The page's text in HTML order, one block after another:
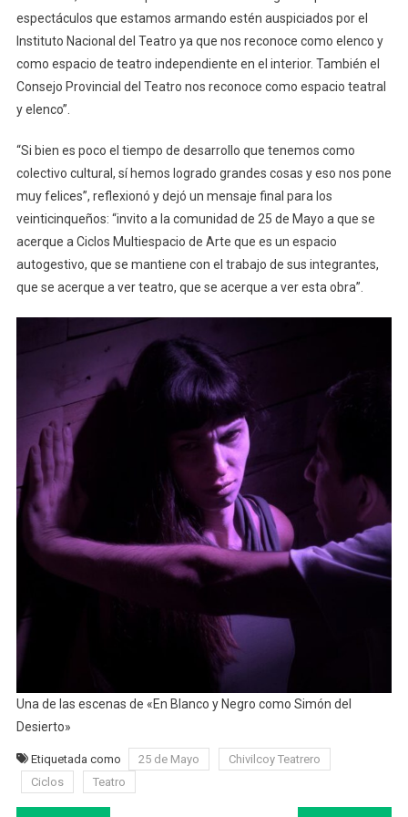
espectáculos que estamos armando estén auspiciados por el
Instituto Nacional del Teatro ya que nos reconoce como elenco y
como espacio de teatro independiente en el interior. También el
Consejo Provincial del Teatro nos reconoce como espacio teatral
y elenco”.
“Si bien es poco el tiempo de desarrollo que tenemos como
colectivo cultural, sí hemos logrado grandes cosas y eso nos pone
muy felices”, reflexionó y dejó un mensaje final para los
veinticinqueños: “invito a la comunidad de 25 de Mayo a que se
acerque a Ciclos Multiespacio de Arte que es un espacio
autogestivo, que se mantiene con el trabajo de sus integrantes,
que se acerque a ver teatro, que se acerque a ver esta obra”.
Una de las escenas de «En Blanco y Negro como Simón del
Desierto»
Etiquetada como 25 de Mayo
Chivilcoy Teatrero
Ciclos
Teatro